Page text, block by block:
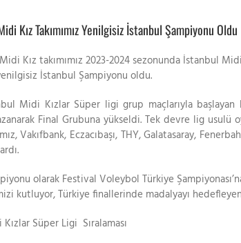
Kız Takımımız Yenilgisiz İstanbul Şampiyonu Oldu
Kız takımımız 2023-2024 sezonunda İstanbul
İstanbul Şampiyonu oldu.
Midi Kızlar Süper ligi grup maçlarıyla başlayan
Final Grubuna yükseldi. Tek devre lig
Vakıfbank, Eczacıbaşı, THY, Galatasaray,
olarak Festival Voleybol Türkiye
kutluyor, Türkiye finallerinde madalyayı hedefleyen
Süper Ligi Sıralaması